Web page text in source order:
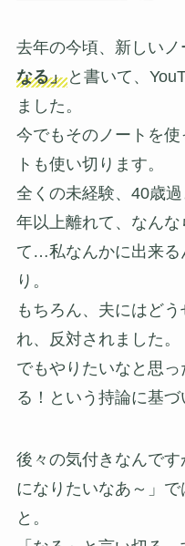
去年の今頃、新しいノ
なる」と書いて、
ました。
今でもそのノートを
トも使い切ります。
全くの未経験、40歳
年以上離れて、なん
て…私なんかに出来る
り。
もちろん、夫にはど
れ、反対されました。
でもやりたいなと思
る！という持論に基づ
後々の気付きなんで
になりたいなあ～」
と。